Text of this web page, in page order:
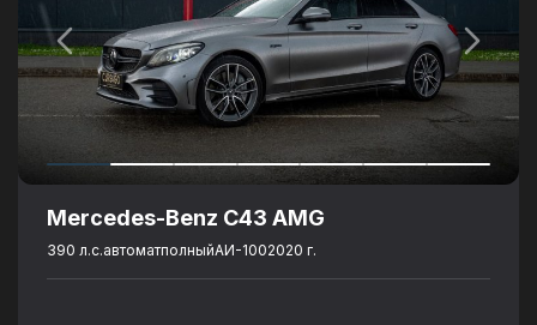
Mercedes-Benz C43 AMG
390 л.с.автоматполныйАИ-1002020 г.